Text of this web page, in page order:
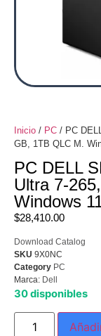
Inicio / PC / PC
GB, 1TB QLC M.
PC DELL
Ultra 7-
Windows
$28,410.00
Download Catalog
SKU 9X0NC
Category PC
Marca: Dell
30 disponibles